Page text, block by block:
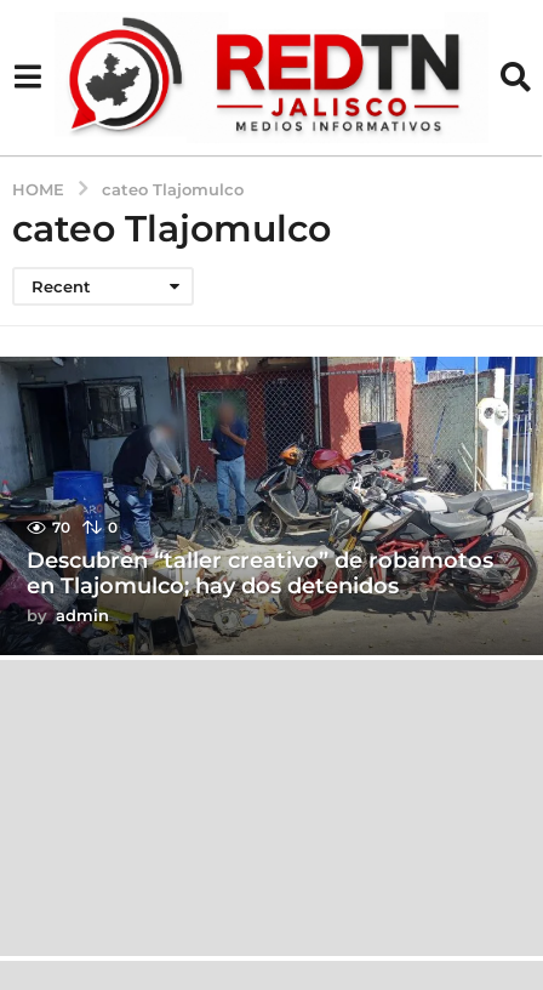
HOME cateo Tlajomulco
cateo Tlajomulco
Recent
70 0
Descubren “taller creativo” de robamotos
en Tlajomulco; hay dos detenidos
by admin